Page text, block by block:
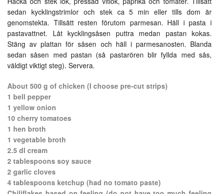
sedan kycklingstrimlor och stek ca 5 min eller tills dom är
genomstekta. Tillsätt resten förutom parmesan. Häll i pasta i
pastavattnet. Låt kycklingsåsen puttra medan pastan kokas.
Stäng av plattan för såsen och häll i parmesanosten. Blanda
sedan såsen med pastan (så pastarören blir fyllda med sås,
väldigt viktigt steg). Servera.
About 500 g of chicken (I choose pre-cut strips)
1 bell pepper
1 yellow onion
10 cherry tomatoes
1 hen broth
1 vegetable broth
2.5 dl cream
2 tablespoons soy sauce
2 garlic cloves
4 tablespoons ketchup (had no tomato paste)